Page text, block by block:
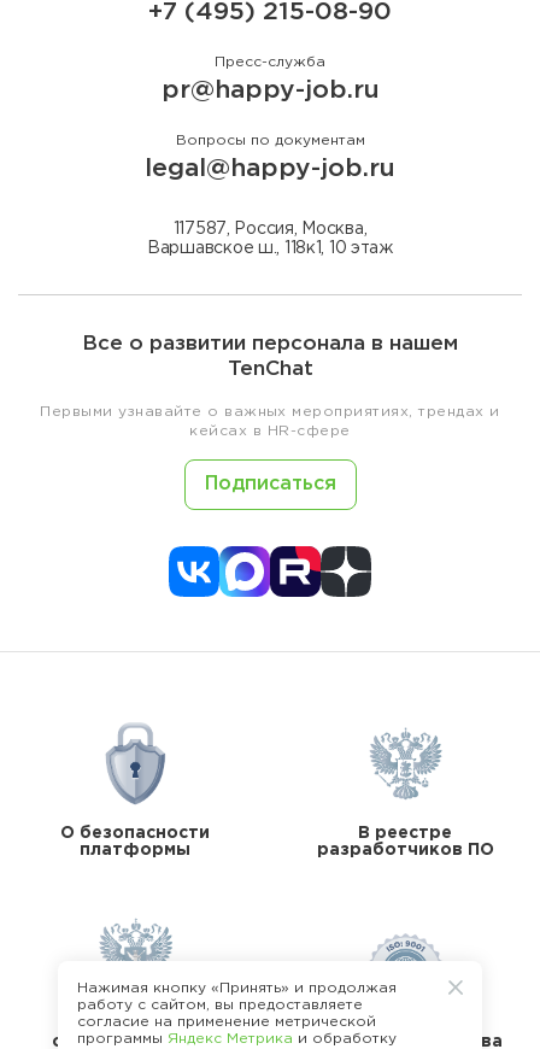
+7 (495) 215-08-90
Пресс-служба
pr@happy-job.ru
Вопросы по документам
legal@happy-job.ru
117587, Россия, Москва,
Варшавское ш., 118к1, 10 этаж
Все о развитии персонала в нашем
TenChat
Первыми узнавайте о важных мероприятиях, трендах и
кейсах в HR-сфере
Подписаться
О безопасности
платформы
В реестре
разработчиков ПО
В реестре
операторов перс.
Стандарты качества
Нажимая кнопку «Принять» и продолжая
работу с сайтом, вы предоставляете
согласие на применение метрической
программы Яндекс Метрика и обработку